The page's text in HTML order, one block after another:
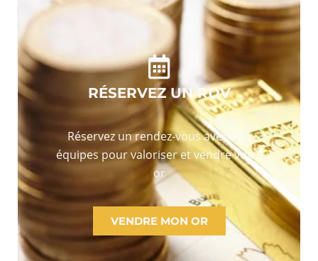
RÉSERVEZ UN RDV
Réservez un rendez-vous avec nos
équipes pour valoriser et vendre votre
or
VENDRE MON OR